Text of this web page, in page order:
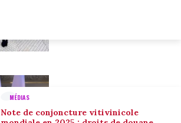
MÉDIAS
Note de conjoncture vitivinicole